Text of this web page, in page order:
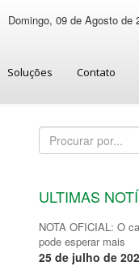
Domingo, 09 de Agosto de
Soluções Contato
ULTIMAS
NOTA OFICIAL: O
pode esperar mais
25 de julho de